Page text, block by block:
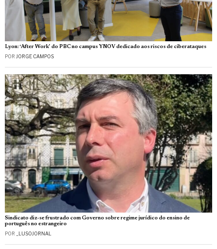
Lyon: ‘After Work’ do PBC no campus YNOV dedicado aos riscos de ciberataques
POR JORGE CAMPOS
Sindicato diz-se frustrado com Governo sobre regime jurídico do ensino de
português no estrangeiro
POR _LUSOJORNAL